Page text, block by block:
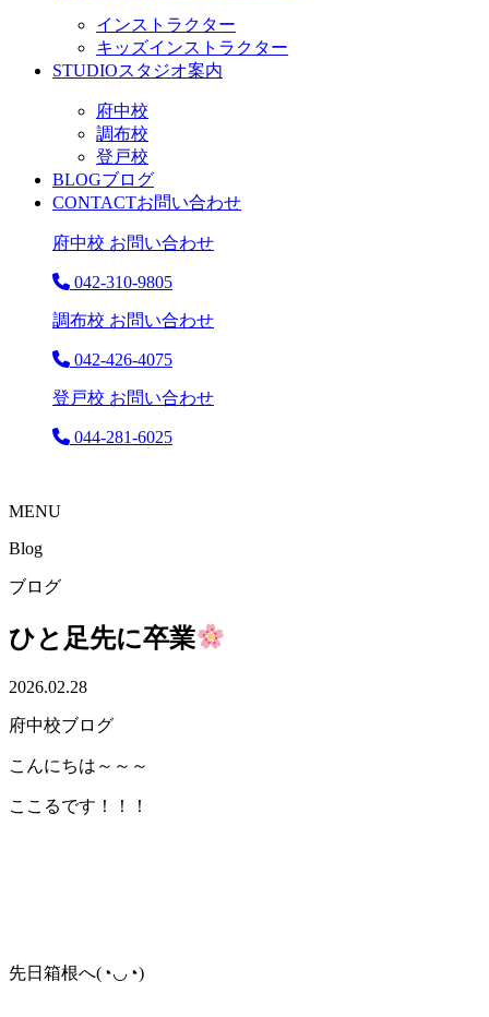
インストラクター
キッズインストラクター
STUDIOスタジオ案内
府中校
調布校
登戸校
BLOGブログ
CONTACTお問い合わせ
府中校 お問い合わせ
042-310-9805
調布校 お問い合わせ
042-426-4075
登戸校 お問い合わせ
044-281-6025
MENU
Blog
ブログ
ひと足先に卒業
2026.02.28
府中校ブログ
こんにちは～～～
ここるです！！！
先日箱根へ(◔◡◔)